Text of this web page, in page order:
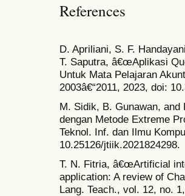
References
D. Apriliani, S. F.
T. Saputra, â€œAplikasi
Untuk Mata Pelajaran
2003â€“2011, 2023, doi:
M. Sidik, B. Gunawan,
dengan Metode Extreme
Teknol. Inf. dan Ilmu
10.25126/jtiik.2021824298.
T. N. Fitria, â€œArtificial
application: A review of
Lang. Teach., vol. 12, no.